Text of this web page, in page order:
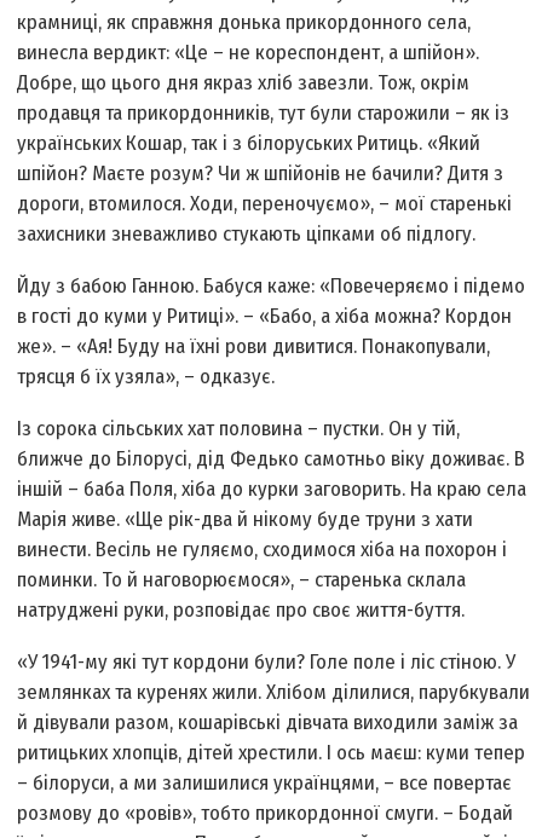
крамницi, як справжня донька прикордонного села,
винесла вердикт: «Це – не кореспондент, а шпiйон».
Добре, що цього дня якраз хлiб завезли. Тож, окрiм
продавця та прикордонникiв, тут були старожили – як із
українських Кошар, так i з бiлоруських Ритиць. «Який
шпiйон? Маєте розум? Чи ж шпiйонiв не бачили? Дитя з
дороги, втомилося. Ходи, переночуємо», – мої старенькi
захисники зневажливо стукають цiпками об пiдлогу.
Йду з бабою Ганною. Бабуся каже: «Повечеряємо i пiдемо
в гостi до куми у Ритицi». – «Бабо, а хiба можна? Кордон
же». – «Ая! Буду на їхнi рови дивитися. Понакопували,
трясця б їх узяла», – одказує.
Із сорока сільських хат половина – пустки. Он у тiй,
ближче до Бiлорусi, дiд Федько самотньо вiку доживає. В
iншiй – баба Поля, хiба до курки заговорить. На краю села
Марiя живе. «Ще рiк-два й нiкому буде труни з хати
винести. Весiль не гуляємо, сходимося хiба на похорон i
поминки. То й наговорюємося», – старенька склала
натрудженi руки, розповiдає про своє життя-буття.
«У 1941-му які тут кордони були? Голе поле i лiс стiною. У
землянках та куренях жили. Хлiбом дiлилися, парубкували
й дiвували разом, кошарiвськi дiвчата виходили замiж за
ритицьких хлопцiв, дiтей хрестили. I ось маєш: куми тепер
– бiлоруси, а ми залишилися українцями, – все повертає
розмову до «ровiв», тобто прикордонної смуги. – Бодай